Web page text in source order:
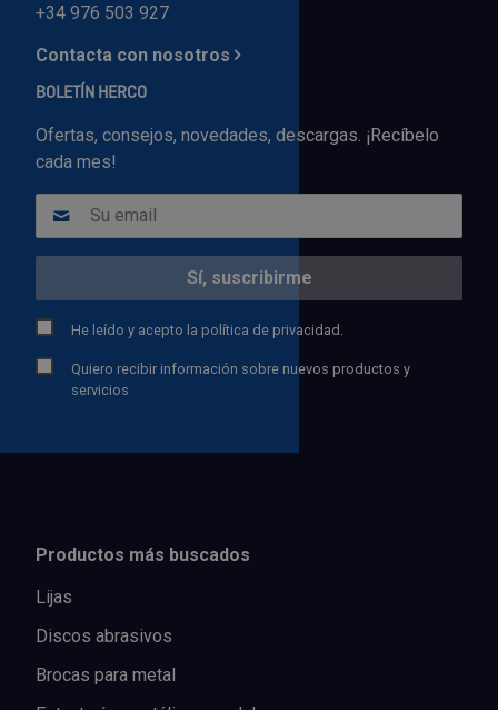
+34 976 503 927
Contacta con nosotros
BOLETÍN HERCO
Ofertas, consejos, novedades, descargas. ¡Recíbelo
cada mes!
He leído y acepto la política de privacidad.
Quiero recibir información sobre nuevos productos y
servicios
Productos más buscados
Lijas
Discos abrasivos
Brocas para metal